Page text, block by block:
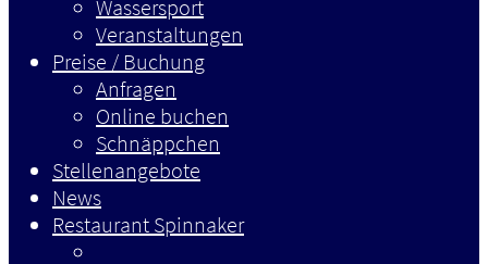
Wassersport
Veranstaltungen
Preise / Buchung
Anfragen
Online buchen
Schnäppchen
Stellenangebote
News
Restaurant Spinnaker